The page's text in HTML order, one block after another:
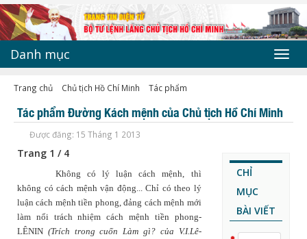
Danh mục
Trang chủ Chủ tịch Hồ Chí Minh Tác phẩm
Tác phẩm Đường Kách mệnh của Chủ tịch Hồ Chí Minh
Được đăng: 15 Tháng 1 2013
CHỈ
MỤC
BÀI VIẾT
Trang 1 / 4
Không có lý luận cách mệnh, thì
không có cách mệnh vận động... Chỉ có theo lý
luận cách mệnh tiền phong, đảng cách mệnh mới
làm nổi trách nhiệm cách mệnh tiền phong-
LÊNIN (Trích trong cuốn Làm gì? của V.I.Lê-